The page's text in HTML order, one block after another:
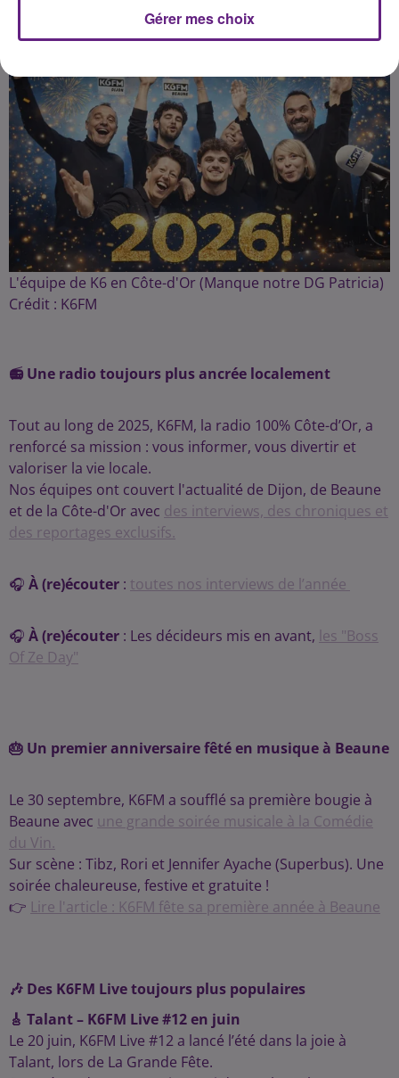
L'équipe de K6 en Côte-d'Or (Manque notre DG Patricia)
Crédit : K6FM
📻 Une radio toujours plus ancrée localement
Tout au long de 2025, K6FM, la radio 100% Côte-d’Or, a
renforcé sa mission : vous informer, vous divertir et
valoriser la vie locale.
Nos équipes ont couvert l'actualité de Dijon, de Beaune
et de la Côte-d'Or avec des interviews, des chroniques et
des reportages exclusifs.
🎧 À (re)écouter : toutes nos interviews de l’année
🎧 À (re)écouter : Les décideurs mis en avant, les "Boss
Of Ze Day"
🎂 Un premier anniversaire fêté en musique à Beaune
Le 30 septembre, K6FM a soufflé sa première bougie à
Beaune avec une grande soirée musicale à la Comédie
du Vin.
Sur scène : Tibz, Rori et Jennifer Ayache (Superbus). Une
soirée chaleureuse, festive et gratuite !
👉 Lire l'article : K6FM fête sa première année à Beaune
🎶 Des K6FM Live toujours plus populaires
🎸 Talant – K6FM Live #12 en juin
Le 20 juin, K6FM Live #12 a lancé l’été dans la joie à
Talant, lors de La Grande Fête.
Gérer mes choix